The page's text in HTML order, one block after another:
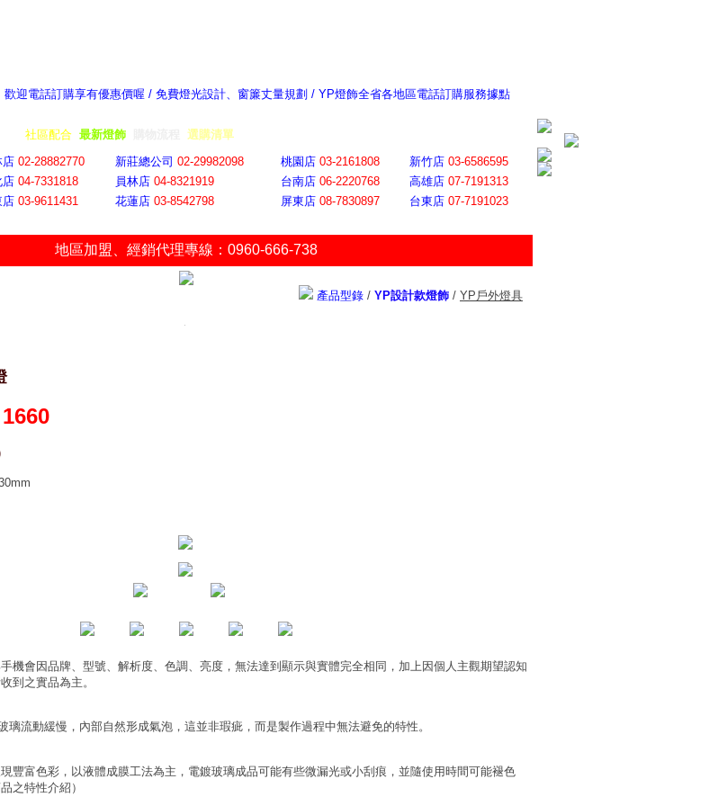
歡迎電話訂購享有優惠價喔 / 免費燈光設計、窗簾丈量規劃 / YP燈飾全省各地區電話訂購服務據點
社區配合 最新燈飾 選購清單
店 02-28882770 新莊總公司 02-29982098 桃園店 03-2161808 新竹店 03-6586595
店 04-7331818 員林店 04-8321919 台南店 06-2220768 高雄店 07-7191313
店 03-9611431 花蓮店 03-8542798 屏東店 08-7830897 台東店 07-7191023
地區加盟 經銷代理專線：0960-666-738
產品型錄 / YP設計款燈飾 / YP戶外燈具
1660
機會因品牌、型號、解析度、色調、亮度，無法達到顯示與實體完全相同，加上因個人主觀期望認知
到之實品為主。
璃流動緩慢，內部自然形成氣泡，這並非瑕疵，而是製作過程中無法避免的特性。
豐富色彩，以液體成膜工法為主，電鍍玻璃成品可能有些微漏光或小刮痕，並隨使用時間可能褪色
之特性介紹）